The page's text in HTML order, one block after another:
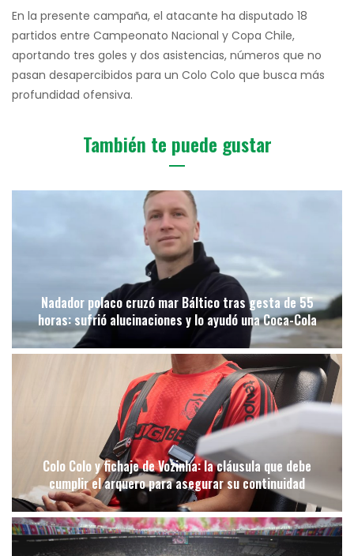
En la presente campaña, el atacante ha disputado 18
partidos entre Campeonato Nacional y Copa Chile,
aportando tres goles y dos asistencias, números que no
pasan desapercibidos para un Colo Colo que busca más
profundidad ofensiva.
También te puede gustar
Nadador polaco cruzó mar Báltico tras gesta de 55
horas: sufrió alucinaciones y lo ayudó una Coca-Cola
Colo Colo y fichaje de Vozinha: la cláusula que debe
cumplir el arquero para asegurar su continuidad